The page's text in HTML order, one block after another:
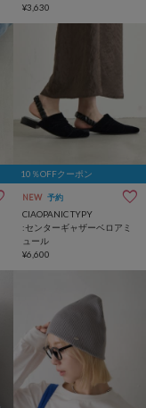
ニスカート
¥3,630
10％OFFクーポン
NEW 予約
CIAOPANIC TYPY
:センターギャザーベロアミ
ュール
¥6,600